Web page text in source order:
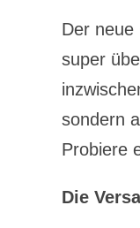
Der neue
super
sondern
Probiere
Die